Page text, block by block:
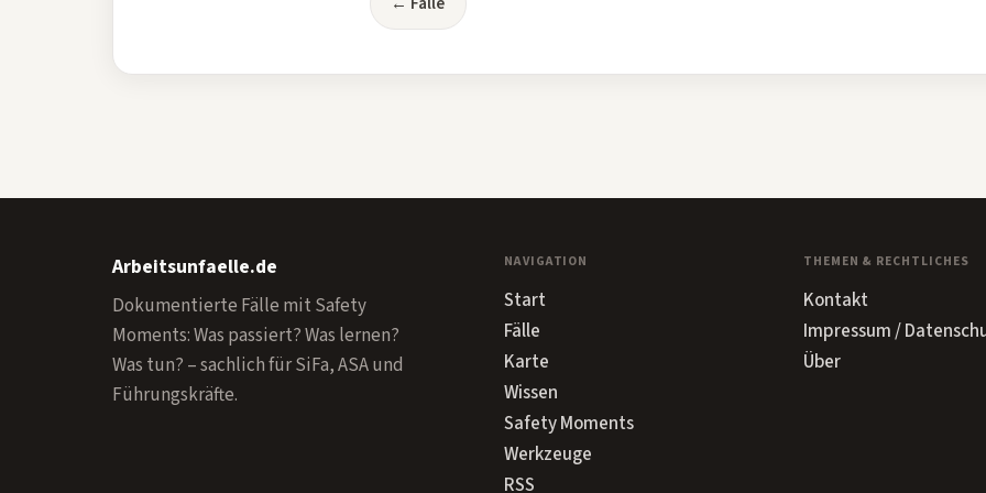
Arbeitsunfaelle.de
Dokumentierte Fälle mit Safety
Moments: Was passiert? Was lernen?
Was tun? – sachlich für SiFa, ASA und
Führungskräfte.
NAVIGATION
Start
Fälle
Karte
Wissen
Safety Moments
Werkzeuge
RSS
THEMEN & RECHTLICHES
Kontakt
Impressum /
Über